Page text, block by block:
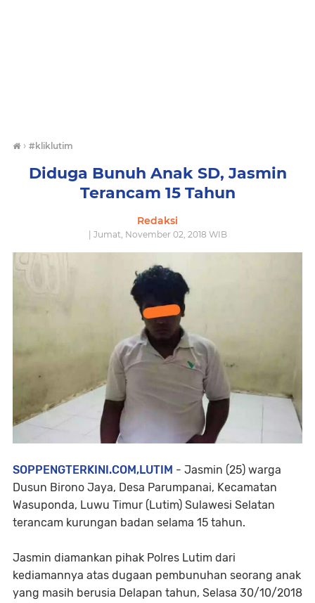
› #kliklutim
Diduga Bunuh Anak SD, Jasmin
Terancam 15 Tahun
Redaksi
| Jumat, November 02, 2018 WIB
SOPPENGTERKINI.COM,LUTIM - Jasmin (25) warga
Dusun Birono Jaya, Desa Parumpanai, Kecamatan
Wasuponda, Luwu Timur (Lutim) Sulawesi Selatan
terancam kurungan badan selama 15 tahun.
Jasmin diamankan pihak Polres Lutim dari
kediamannya atas dugaan pembunuhan seorang anak
yang masih berusia Delapan tahun, Selasa 30/10/2018